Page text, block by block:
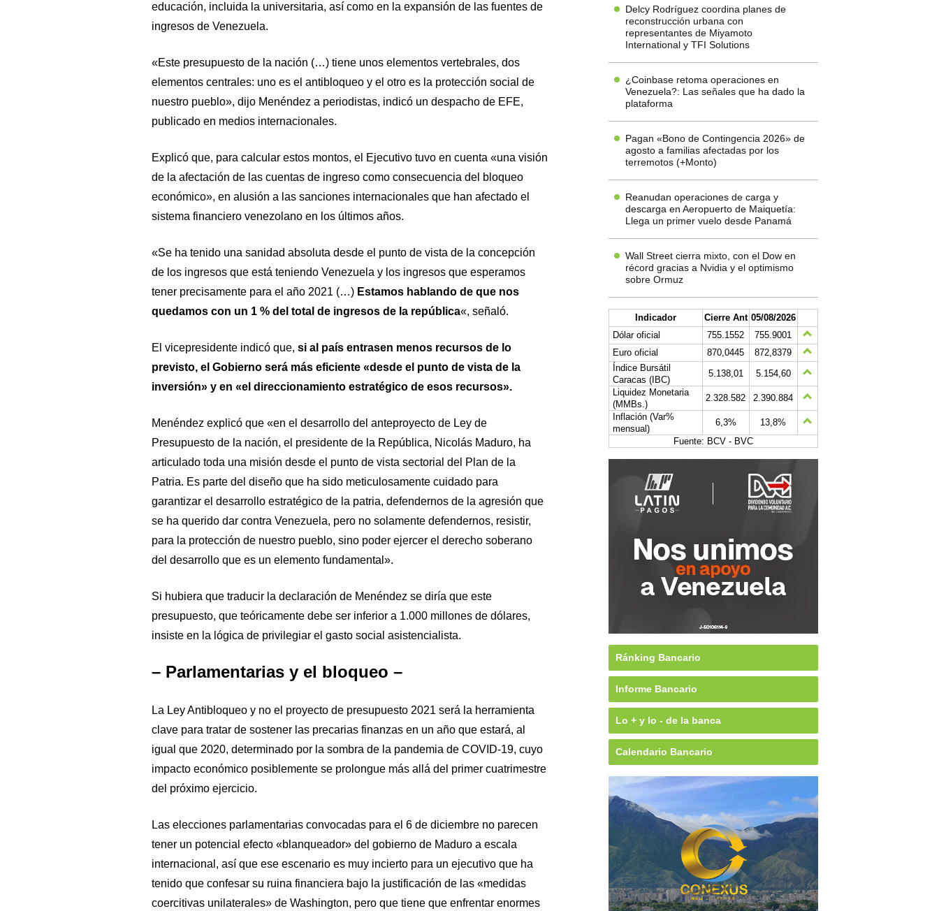
educación, incluida la universitaria, así como en la expansión de las fuentes de
ingresos de Venezuela.
«Este presupuesto de la nación (…) tiene unos elementos vertebrales, dos
elementos centrales: uno es el antibloqueo y el otro es la protección social de
nuestro pueblo», dijo Menéndez a periodistas, indicó un despacho de EFE,
publicado en medios internacionales.
Explicó que, para calcular estos montos, el Ejecutivo tuvo en cuenta «una visión
de la afectación de las cuentas de ingreso como consecuencia del bloqueo
económico», en alusión a las sanciones internacionales que han afectado el
sistema financiero venezolano en los últimos años.
«Se ha tenido una sanidad absoluta desde el punto de vista de la concepción
de los ingresos que está teniendo Venezuela y los ingresos que esperamos
tener precisamente para el año 2021 (…) Estamos hablando de que nos
quedamos con un 1 % del total de ingresos de la república«, señaló.
El vicepresidente indicó que, si al país entrasen menos recursos de lo
previsto, el Gobierno será más eficiente «desde el punto de vista de la
inversión» y en «el direccionamiento estratégico de esos recursos».
Menéndez explicó que «en el desarrollo del anteproyecto de Ley de
Presupuesto de la nación, el presidente de la República, Nicolás Maduro, ha
articulado toda una misión desde el punto de vista sectorial del Plan de la
Patria. Es parte del diseño que ha sido meticulosamente cuidado para
garantizar el desarrollo estratégico de la patria, defendernos de la agresión que
se ha querido dar contra Venezuela, pero no solamente defendernos, resistir,
para la protección de nuestro pueblo, sino poder ejercer el derecho soberano
del desarrollo que es un elemento fundamental».
Si hubiera que traducir la declaración de Menéndez se diría que este
presupuesto, que teóricamente debe ser inferior a 1.000 millones de dólares,
insiste en la lógica de privilegiar el gasto social asistencialista.
– Parlamentarias y el bloqueo –
La Ley Antibloqueo y no el proyecto de presupuesto 2021 será la herramienta
clave para tratar de sostener las precarias finanzas en un año que estará, al
igual que 2020, determinado por la sombra de la pandemia de COVID-19, cuyo
impacto económico posiblemente se prolongue más allá del primer cuatrimestre
del próximo ejercicio.
Las elecciones parlamentarias convocadas para el 6 de diciembre no parecen
tener un potencial efecto «blanqueador» del gobierno de Maduro a escala
internacional, así que ese escenario es muy incierto para un ejecutivo que ha
tenido que confesar su ruina financiera bajo la justificación de las «medidas
coercitivas unilaterales» de Washington, pero que tiene que enfrentar enormes
Delcy Rodríguez coordina planes de
reconstrucción urbana con
representantes de Miyamoto
International y TFI Solutions
¿Coinbase retoma operaciones en
Venezuela?: Las señales que ha dado la
plataforma
Pagan «Bono de Contingencia 2026» de
agosto a familias afectadas por los
terremotos (+Monto)
Reanudan operaciones de carga y
descarga en Aeropuerto de Maiquetía:
Llega un primer vuelo desde Panamá
Wall Street cierra mixto, con el Dow en
récord gracias a Nvidia y el optimismo
sobre Ormuz
Indicador Cierre Ant 05/08/2026
Dólar oficial
755.1552
755.9001
Euro oficial
870,0445
872,8379
Índice Bursátil
Caracas (IBC)
5.138,01
5.154,60
Liquidez Monetaria
(MMBs.)
2.328.582
2.390.884
Inflación (Var%
mensual)
6,3%
13,8%
Fuente: BCV - BVC
Ránking Bancario
Informe Bancario
Lo + y lo - de la banca
Calendario Bancario